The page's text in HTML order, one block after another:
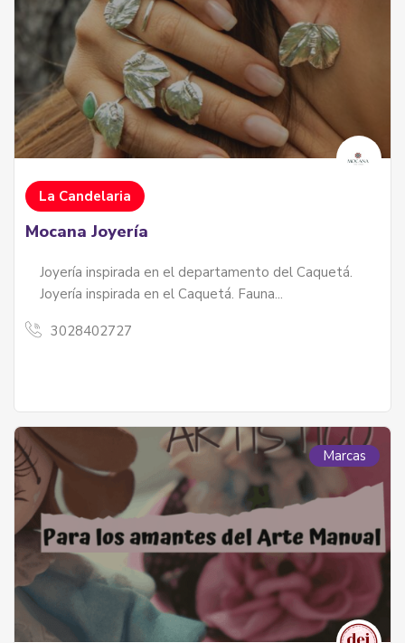
La Candelaria
Mocana Joyería
Joyería inspirada en el departamento del Caquetá.
Joyería inspirada en el Caquetá. Fauna...
3028402727
Marcas